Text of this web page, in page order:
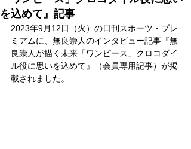
を込めて』記事
2023年9月12日（火）の日刊スポーツ・プレ
ミアムに、無良崇人のインタビュー記事『無
良崇人が描く未来「ワンピース」クロコダイ
ル役に思いを込めて』（会員専用記事）が掲
載されました。